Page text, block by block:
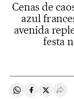
Cenas de
azul
avenida
festa
Compartir en
Compartir en